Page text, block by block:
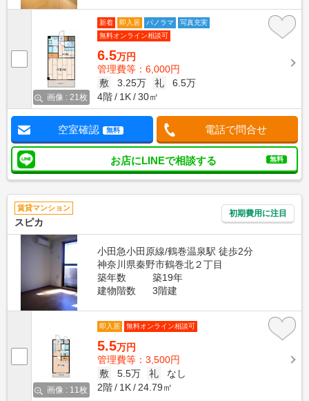
画像 : 21枚
新着 即入居 パノラマ
写真充実
無料オンライン相談可
6.5万円
管理費等：6,000円
敷
3.25万 礼
6.5万
4階
1K 30㎡
空室確認 無料 電話で問合せ
お店にLINEで相談する 無料
賃貸マンション
スピカ
初期費用に注目
小田急小田原線/鶴巻温泉駅 徒歩2分
神奈川県秦野市鶴巻北２丁目
築年数
築19年
建物階数
3階建
画像 : 11枚
即入居 無料オンライン相談可
5.5万円
管理費等：3,500円
敷
5.5万 礼
なし
2階
1K 24.79㎡